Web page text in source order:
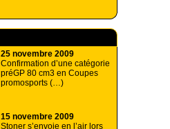
25 novembre 2009
Confirmation d’une catégorie
préGP 80 cm3 en Coupes
promosports (…)
15 novembre 2009
Stoner s’envoie en l’air lors